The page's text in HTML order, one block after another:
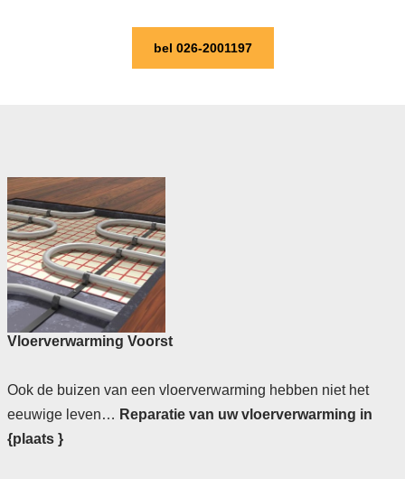
bel 026-2001197
Vloerverwarming Voorst
Ook de buizen van een vloerverwarming hebben niet het
eeuwige leven… Reparatie van uw vloerverwarming in
{plaats }